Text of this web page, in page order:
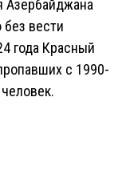
Азербайджана
вести
года Красный
с 1990-